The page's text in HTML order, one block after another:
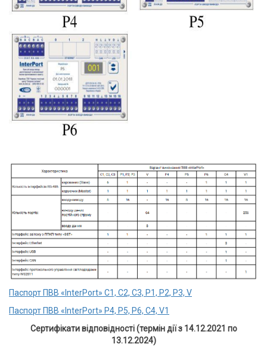
Паспорт ПВВ «InterPort» C1, C2, C3, P1, P2, P3, V
Паспорт ПВВ «InterPort» Р4, Р5, Р6, С4, V1
Сертифікати відповідності (термін дії з 14.12.2021 по
13.12.2024)